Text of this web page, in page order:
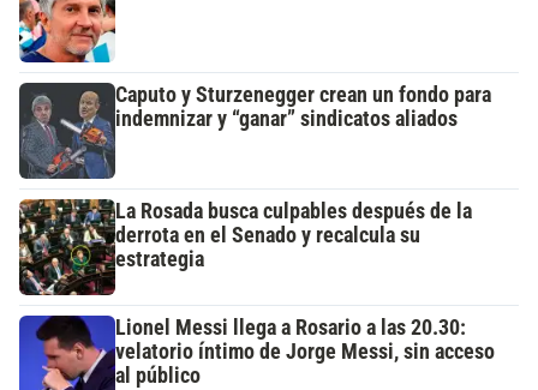
Caputo y Sturzenegger crean un fondo para
indemnizar y “ganar” sindicatos aliados
La Rosada busca culpables después de la
derrota en el Senado y recalcula su
estrategia
Lionel Messi llega a Rosario a las 20.30:
velatorio íntimo de Jorge Messi, sin acceso
al público